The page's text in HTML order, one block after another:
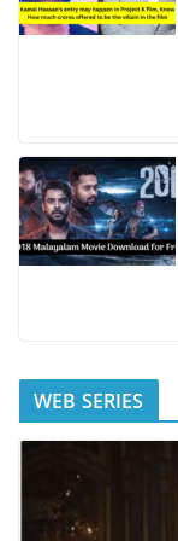
WEB SERIES